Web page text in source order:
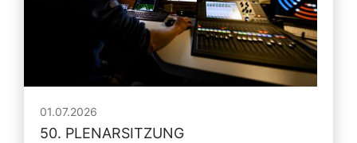
01.07.2026
50. PLENARSITZUNG